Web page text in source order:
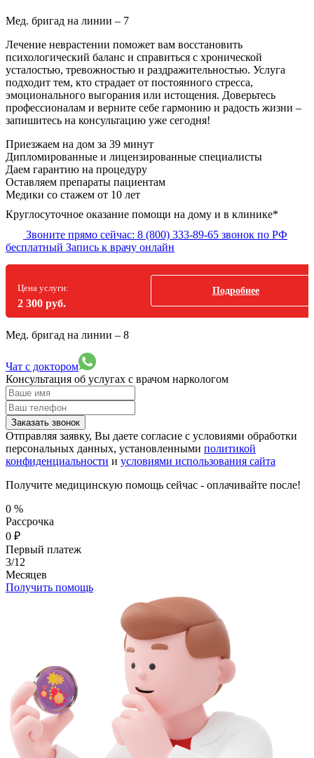
Мед. бригад на линии – 7
Лечение неврастении поможет вам восстановить
психологический баланс и справиться с хронической
усталостью, тревожностью и раздражительностью. Услуга
подходит тем, кто страдает от постоянного стресса,
эмоционального выгорания или истощения. Доверьтесь
профессионалам и верните себе гармонию и радость жизни –
запишитесь на консультацию уже сегодня!
Приезжаем на дом за 39 минут
Дипломированные и лицензированные специалисты
Даем гарантию на процедуру
Оставляем препараты пациентам
Медики со стажем от 10 лет
Круглосуточное оказание помощи на дому и в клинике*
Звоните прямо сейчас: 8 (800) 333-89-65 звонок по РФ
бесплатный Запись к врачу онлайн
Цена услуги:
2 300 руб.
Подробнее
Мед. бригад на линии – 8
Чат с доктором
Консультация об услугах с врачом наркологом
Заказать звонок
Отправляя заявку, Вы даете согласие с условиями обработки
персональных данных, установленными политикой
конфиденциальности и условиями использования сайта
Получите медицинскую помощь сейчас - оплачивайте после!
0 %
Рассрочка
0 ₽
Первый платеж
3/12
Месяцев
Получить помощь